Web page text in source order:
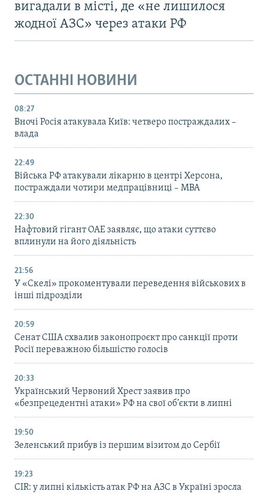
вигадали в місті, де «не лишилося
жодної АЗС» через атаки РФ
ОСТАННІ НОВИНИ
08:27
Вночі Росія атакувала Київ: четверо постраждалих –
влада
22:49
Війська РФ атакували лікарню в центрі Херсона,
постраждали чотири медпрацівниці – МВА
22:30
Нафтовий гігант ОАЕ заявляє, що атаки суттєво
вплинули на його діяльність
21:56
У «Скелі» прокоментували переведення військових в
інші підрозділи
20:59
Cенат США схвалив законопроєкт про санкції проти
Росії переважною більшістю голосів
20:33
Український Червоний Хрест заявив про
«безпрецедентні атаки» РФ на свої об’єкти в липні
19:50
Зеленський прибув із першим візитом до Сербії
19:23
CIR: у липні кількість атак РФ на АЗС в Україні зросла